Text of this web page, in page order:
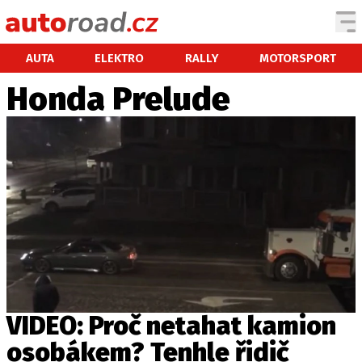
AUTA ELEKTRO RALLY MOTORSPORT
AUTA
TESTY AUT
NOVINKY
EKONOMIKA
TUNING
PROFI
Honda Prelude
VIDEO: Proč netahat kamion
osobákem? Tenhle řidič